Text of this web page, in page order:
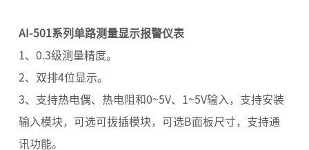
AI-501系列单路测量显示报警仪表
1、0.3级测量精度。
2、双排4位显示。
3、支持热电偶、热电阻和0~5V、1~5V输入，支持安装
输入模块，可选可拔插模块，可选B面板尺寸，支持通
讯功能。